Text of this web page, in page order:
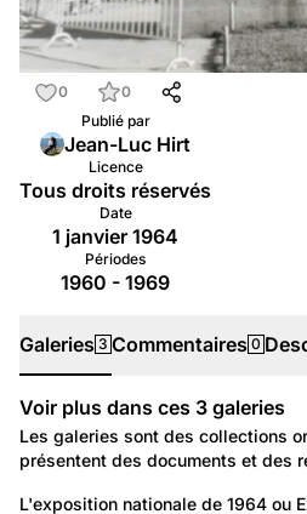
0
0
Publié par
Jean-Luc Hirt
Licence
Tous droits réservés
Date
1 janvier 1964
Périodes
1960 - 1969
Galeries 3 Commentaires 0
Galeries
Voir plus dans ces 3 galeries
Les galeries sont des collections
présentent des documents et des
Temps libre et culture: Loisirs
L'exposition nationale de 1964 ou